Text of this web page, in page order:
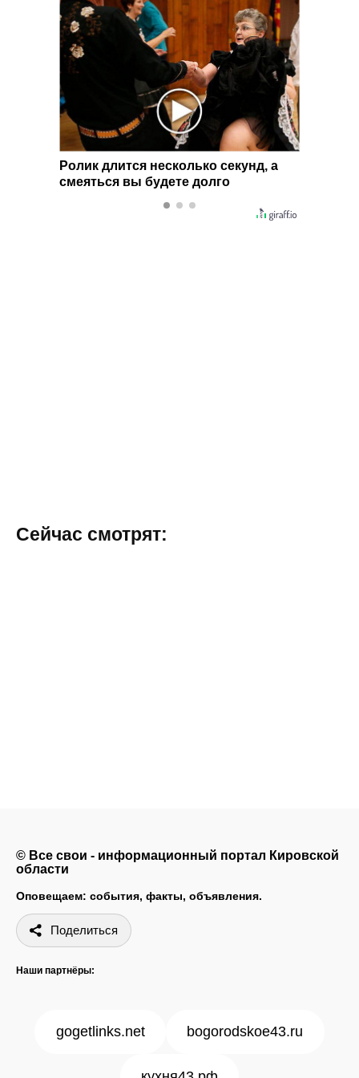
секунд, а
Скрытая камера на пляже Крыма:
Что люди вытворяют, когда их не
Сейчас смотрят:
© Все свои - информационный портал Кировской
области
Оповещаем: события, факты, объявления.
Поделиться
Наши партнёры:
gogetlinks.net bogorodskoe43.ru